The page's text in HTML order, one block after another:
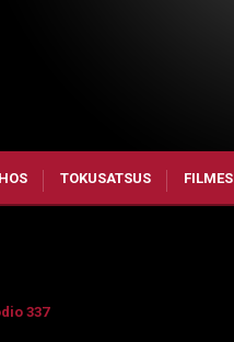
TOKUSATSUS FILMES
337